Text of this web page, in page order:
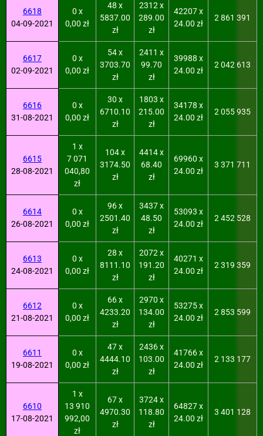
6618
04-09-2021
0 x
0,00 zł
48 x
5837.00
zł
2312 x
289.00
zł
42207 x
24.00 zł
2 861 391
6617
02-09-2021
0 x
0,00 zł
54 x
3703.70
zł
2411 x
99.70
zł
39988 x
24.00 zł
2 042 613
6616
31-08-2021
0 x
0,00 zł
30 x
6710.10
zł
1803 x
215.00
zł
34178 x
24.00 zł
2 055 935
6615
28-08-2021
1 x
7 071
040,80
zł
104 x
3174.50
zł
4414 x
68.40
zł
69960 x
24.00 zł
3 371 711
6614
26-08-2021
0 x
0,00 zł
96 x
2501.40
zł
3437 x
48.50
zł
53093 x
24.00 zł
2 452 528
6613
24-08-2021
0 x
0,00 zł
28 x
8111.10
zł
2072 x
191.20
zł
40271 x
24.00 zł
2 319 359
6612
21-08-2021
0 x
0,00 zł
66 x
4233.20
zł
2970 x
134.00
zł
53275 x
24.00 zł
2 853 599
6611
19-08-2021
0 x
0,00 zł
47 x
4444.10
zł
2436 x
103.00
zł
41766 x
24.00 zł
2 133 177
6610
17-08-2021
1 x
13 910
992,00
zł
67 x
4970.30
zł
3724 x
118.80
zł
64827 x
24.00 zł
3 401 128